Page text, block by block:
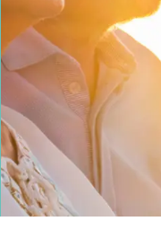
Direktversicherung
Pensionszusage
Pensionsfonds
Unterstützungskasse